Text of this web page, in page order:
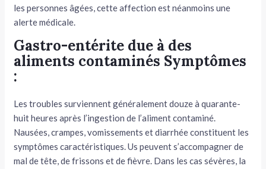
les personnes âgées, cette affection est néanmoins une
alerte médicale.
Gastro-entérite due à des
aliments contaminés Symptômes
:
Les troubles surviennent généralement douze à quarante-
huit heures après l’ingestion de l’aliment contaminé.
Nausées, crampes, vomisse­ments et diarrhée constituent les
symp­tômes caractéristiques. Us peuvent s’ac­compagner de
mal de tête, de frissons et de fièvre. Dans les cas sévères, la